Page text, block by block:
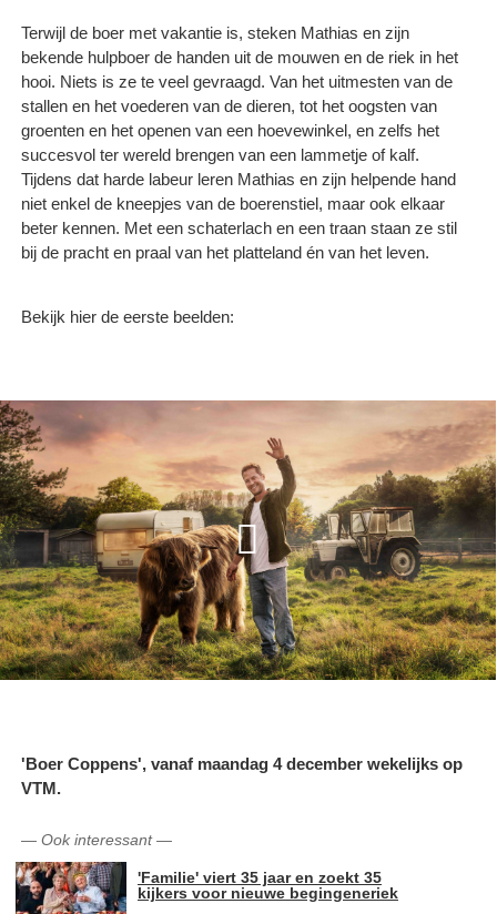
Terwijl de boer met vakantie is, steken Mathias en zijn
bekende hulpboer de handen uit de mouwen en de riek in het
hooi. Niets is ze te veel gevraagd. Van het uitmesten van de
stallen en het voederen van de dieren, tot het oogsten van
groenten en het openen van een hoevewinkel, en zelfs het
succesvol ter wereld brengen van een lammetje of kalf.
Tijdens dat harde labeur leren Mathias en zijn helpende hand
niet enkel de kneepjes van de boerenstiel, maar ook elkaar
beter kennen. Met een schaterlach en een traan staan ze stil
bij de pracht en praal van het platteland én van het leven.
Bekijk hier de eerste beelden:
'Boer Coppens', vanaf maandag 4 december wekelijks op
VTM.
— Ook interessant—
'Familie' viert 35 jaar en zoekt 35
kijkers voor nieuwe begingeneriek